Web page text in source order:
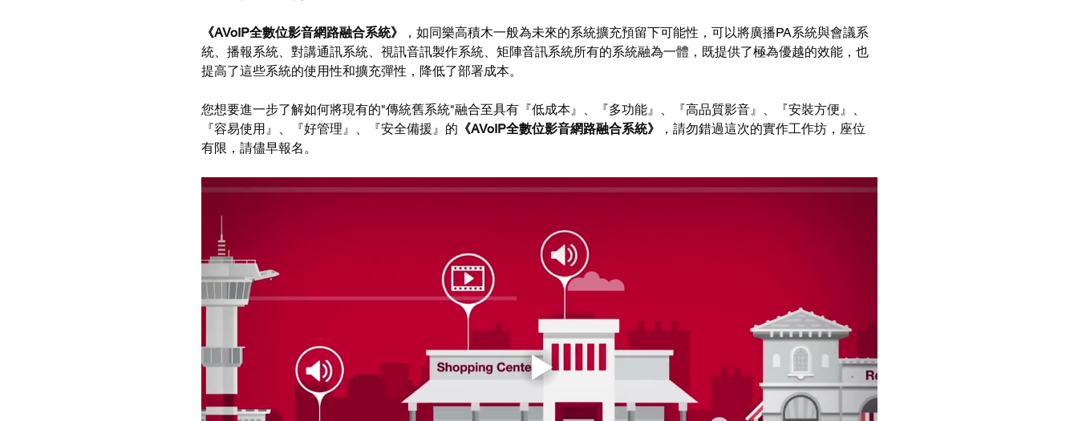
《AVoIP全數位影音網路融合系統》
，如同樂高積木一般為未來的系統擴充預留下可能性，可以將廣播PA系統與會議系
統、播報系統、對講通訊系統、視訊音訊製作系統、矩陣音訊系統所有的系統融為一體，既提供了極為優越的效能，也
提高了這些系統的使用性和擴充彈性，降低了部署成本。
您想要進一步了解如何將現有的"傳統舊系統"融合至具有『低成本』、『多功能』、『高品質影音』、『安裝方便』、
『容易使用』、『好管理』、『安全備援』的 《AVoIP全數位影音網路融合系統》
，請勿錯過這次的實作工作坊，座位
有限，請儘早報名。